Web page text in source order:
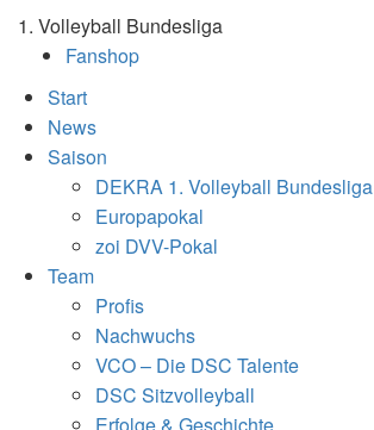
1. Volleyball Bundesliga
Fanshop
Start
News
Saison
DEKRA 1. Volleyball Bundesliga
Europapokal
zoi DVV-Pokal
Team
Profis
Nachwuchs
VCO – Die DSC Talente
DSC Sitzvolleyball